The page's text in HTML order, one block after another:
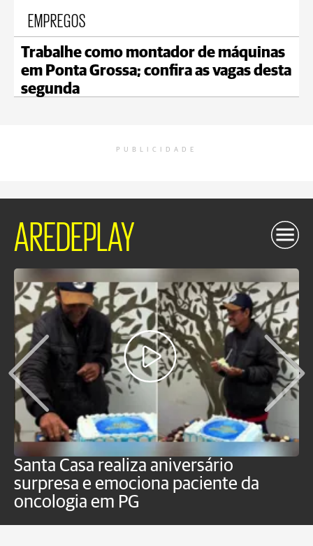
EMPREGOS
Trabalhe como montador de máquinas
em Ponta Grossa; confira as vagas desta
segunda
PUBLICIDADE
AREDEPLAY
Santa Casa realiza aniversário
surpresa e emociona paciente da
oncologia em PG